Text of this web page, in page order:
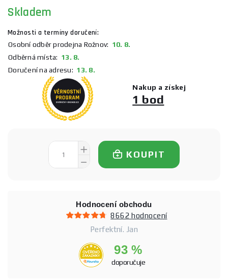
Skladem
Možnosti a termíny doručení:
Osobní odběr prodejna Rožnov: 10. 8.
Odběrná místa: 13. 8.
Doručení na adresu: 13. 8.
Nakup a získej
1 bod
KOUPIT
Hodnocení obchodu
8662 hodnocení
Perfektní. Jan
93 %
doporučuje